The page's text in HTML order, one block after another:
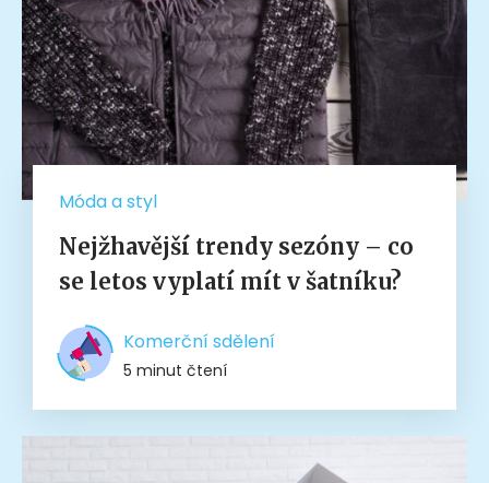
Móda a styl
Nejžhavější trendy sezóny – co
se letos vyplatí mít v šatníku?
Komerční sdělení
5 minut čtení